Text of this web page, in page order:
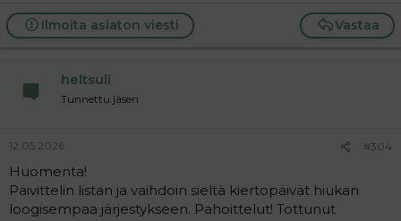
Vastaa
Ilmoita asiaton viesti
heltsuli
Tunnettu jäsen
12.05.2026 #304
Huomenta!
Päivittelin listan ja vaihdoin sieltä kiertopäivät hiukan
loogisempaa järjestykseen. Pahoittelut! Tottunut